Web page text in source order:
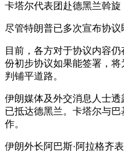
卡塔尔代表团赴德黑兰斡旋
尽管特朗普已多次宣布协议
目前，各方对于协议内容
份初步协议如果能签署，
判铺平道路。
伊朗媒体及外交消息人士透
已抵达德黑兰。卡塔尔与
作。
伊朗外长阿巴斯·阿拉格齐